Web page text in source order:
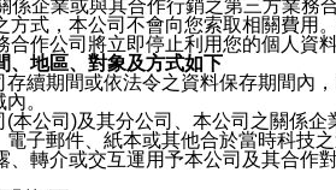
係企業或與其合作行銷之第三方業務
方式，本公司不會向您索取相關費用
作公司將立即停止利用您的個人資料
、地區、對象及方式如下
續期間或依法令之資料保存期間內
。
本公司)及其分公司、本公司之關係企
子郵件、紙本或其他合於當時科技
、轉介或交互運用予本公司及其合作對